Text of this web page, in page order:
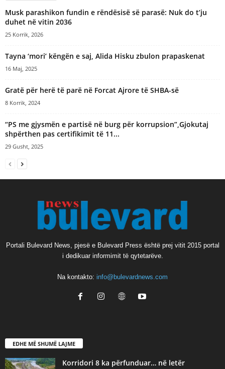
Musk parashikon fundin e rëndësisë së parasë: Nuk do t’ju
duhet në vitin 2036
25 Korrik, 2026
Tayna ‘mori’ këngën e saj, Alida Hisku zbulon prapaskenat
16 Maj, 2025
​Gratë për herë të parë në Forcat Ajrore të SHBA-së
8 Korrik, 2024
“PS me gjysmën e partisë në burg për korrupsion”,Gjokutaj
shpërthen pas certifikimit të 11...
29 Gusht, 2025
Portali Bulevard News, pjesë e Bulevard Press është prej vitit 2015 portal
i dedikuar informimit të qytetarëve.
Na kontakto: info@bulevardnews.com
EDHE MË SHUMË LAJME
Korridori 8 ka përfunduar… në letër